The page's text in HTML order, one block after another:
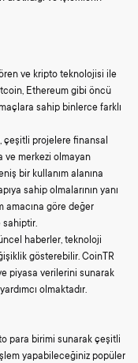
ve kripto teknolojisi ile
Ethereum gibi öncü
sahip binlerce farklı
çeşitli projelere finansal
ve merkezi olmayan
bir kullanım alanına
sahip olmalarının yanı
amacına göre değer
sahiptir.
haberler, teknoloji
gösterebilir. CoinTR
piyasa verilerini sunarak
olmaktadır.
para birimi sunarak çeşitli
yapabileceğiniz popüler